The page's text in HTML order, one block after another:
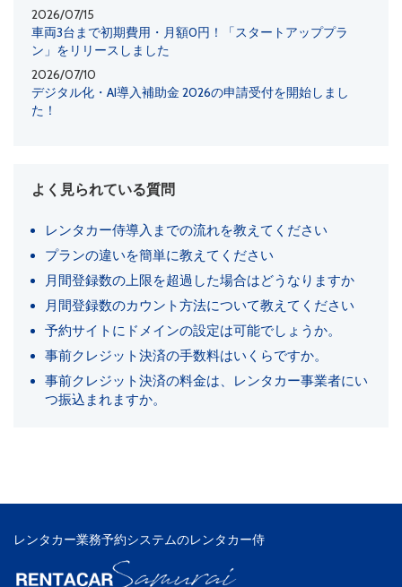
2026/07/15
車両3台まで初期費用・月額0円！「スタートアッププラ
ン」をリリースしました
2026/07/10
デジタル化・AI導入補助金 2026の申請受付を開始しまし
た！
よく見られている質問
レンタカー侍導入までの流れを教えてください
プランの違いを簡単に教えてください
月間登録数の上限を超過した場合はどうなりますか
月間登録数のカウント方法について教えてください
予約サイトにドメインの設定は可能でしょうか。
事前クレジット決済の手数料はいくらですか。
事前クレジット決済の料金は、レンタカー事業者にい
つ振込まれますか。
レンタカー業務予約システムのレンタカー侍